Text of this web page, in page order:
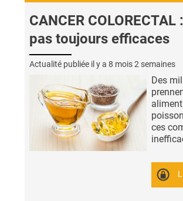
CANCER
pas toujours efficaces
Actualité publiée il y a 8 mois 2 semaines
Des
ces